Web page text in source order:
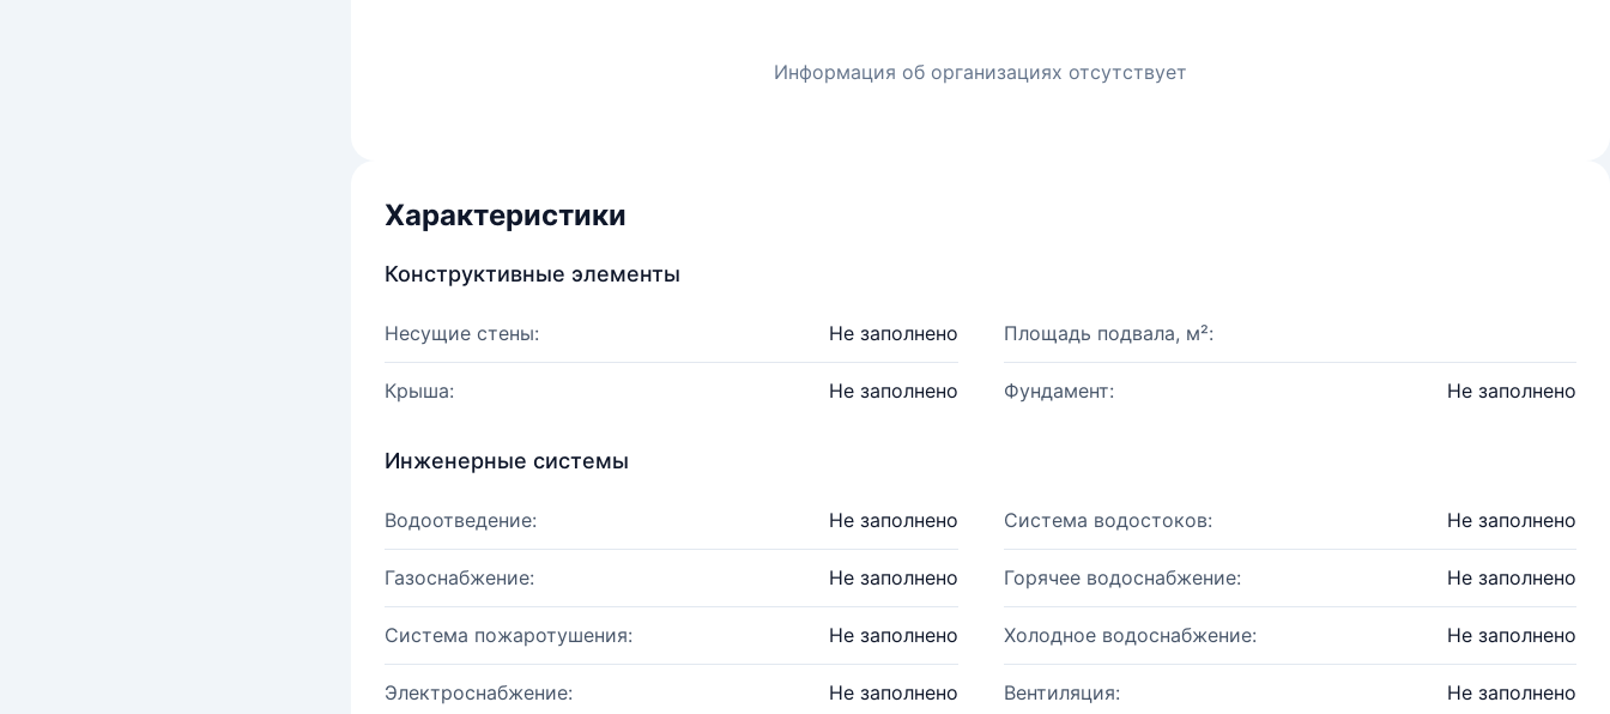
Информация об организациях отсутствует
Характеристики
Конструктивные элементы
Несущие стены: Не заполнено Площадь подвала, м²:
Крыша: Не заполнено Фундамент: Не заполнено
Инженерные системы
Водоотведение: Не заполнено Система водостоков: Не заполнено
Газоснабжение: Не заполнено Горячее водоснабжение: Не заполнено
Система пожаротушения: Не заполнено Холодное водоснабжение: Не заполнено
Электроснабжение: Не заполнено Вентиляция: Не заполнено